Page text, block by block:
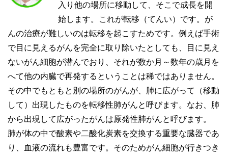
入り他の場所に移動して、そこで成長を開
始します。これが転移（てんい）です。が
んの治療が難しいのは転移を起こすためです。例えば手術
で目に見えるがんを完全に取り除いたとしても、目に見え
ないがん細胞が潜んでおり、それが数か月～数年の歳月を
へて他の内臓で再発するということは稀ではありません。
その中でもともと別の場所のがんが、肺に広がって（移動
して）出現したものを転移性肺がんと呼びます。なお、肺
から出現して広がったがんは原発性肺がんと呼びます。
肺が体の中で酸素や二酸化炭素を交換する重要な臓器であ
り、血液の流れも豊富です。そのためがん細胞が行きつき